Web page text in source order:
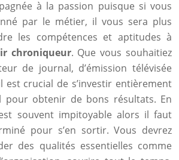
à la passion puisque si vous
par le métier, il vous sera plus
les compétences et aptitudes à
chroniqueur. Que vous souhaitiez
de journal, d’émission télévisée
est crucial de s’investir entièrement
pour obtenir de bons résultats. En
souvent impitoyable alors il faut
pour s’en sortir. Vous devrez
des qualités essentielles comme